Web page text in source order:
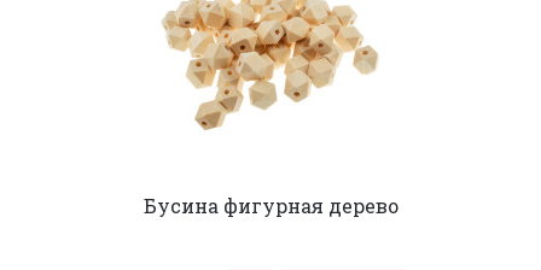
Бусина фигурная дерево